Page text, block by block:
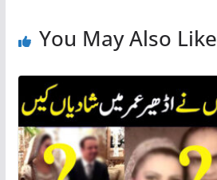
You May Also Like